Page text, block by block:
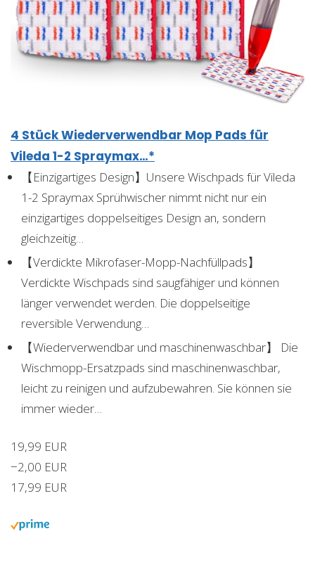
4 Stück Wiederverwendbar Mop Pads für
Vileda 1-2 Spraymax…*
【Einzigartiges Design】Unsere Wischpads für Vileda
1-2 Spraymax Sprühwischer nimmt nicht nur ein
einzigartiges doppelseitiges Design an, sondern
gleichzeitig…
【Verdickte Mikrofaser-Mopp-Nachfüllpads】
Verdickte Wischpads sind saugfähiger und können
länger verwendet werden. Die doppelseitige
reversible Verwendung…
【Wiederverwendbar und maschinenwaschbar】 Die
Wischmopp-Ersatzpads sind maschinenwaschbar,
leicht zu reinigen und aufzubewahren. Sie können sie
immer wieder…
19,99 EUR
−2,00 EUR
17,99 EUR